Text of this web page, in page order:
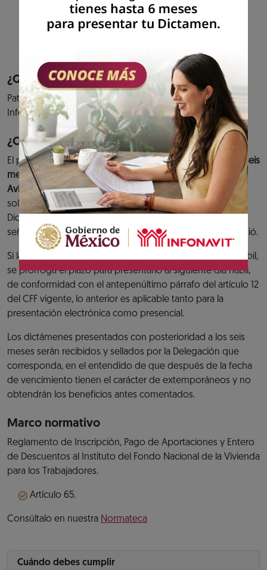
cumplimiento de tus aportaciones al fondo
de vivienda y entero de descuentos para
amortización de créditos.
¿Quiénes pueden acceder al servicio?
Patrones que hayan presentado el aviso de Dictamen
Infonavit.
¿Cuándo debes cumplir?
El plazo para presentar elDictamen Infonavit es de hasta seis
meses contados a partir de la fecha de presentación del
Aviso de Dictamen Infonavit. O bien, en caso de haber
solicitado una prórroga y ésta se hubiera concedido, el
Dictamen se tiene que presentar dentro de la fecha
señalada en el Oficio de prórroga que el Instituto le expidió.
Si la fecha límite para presentar el Dictamen es un día inhábil,
se prorroga el plazo para presentarlo al siguiente día hábil,
de conformidad con el antepenúltimo párrafo del artículo 12
del CFF vigente, lo anterior es aplicable tanto para la
presentación electrónica como presencial.
Los dictámenes presentados con posterioridad a los seis
meses serán recibidos y sellados por la Delegación que
corresponda, en el entendido de que después de la fecha
de vencimiento tienen el carácter de extemporáneos y no
obtendrán los beneficios antes comentados.
Marco normativo
Reglamento de Inscripción, Pago de Aportaciones y Entero
de Descuentos al Instituto del Fondo Nacional de la Vivienda
para los Trabajadores.
Artículo 65.
Consúltalo en nuestra Normateca
Cuándo debes cumplir